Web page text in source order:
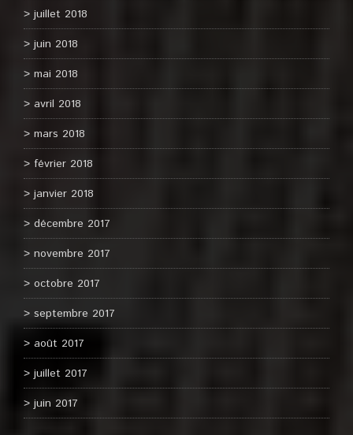
juillet 2018
juin 2018
mai 2018
avril 2018
mars 2018
février 2018
janvier 2018
décembre 2017
novembre 2017
octobre 2017
septembre 2017
août 2017
juillet 2017
juin 2017